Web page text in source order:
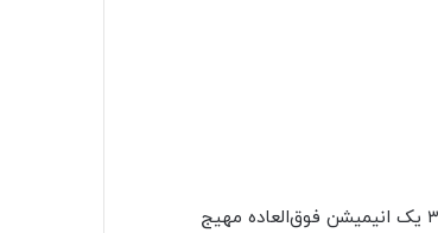
اولین دنباله‌ای از هتل ترانسیلوانیا که در پاییز اکران نشد، هتل ترانسیلوانیا ۳ یک انیمیشن فوق‌العاده مهیج